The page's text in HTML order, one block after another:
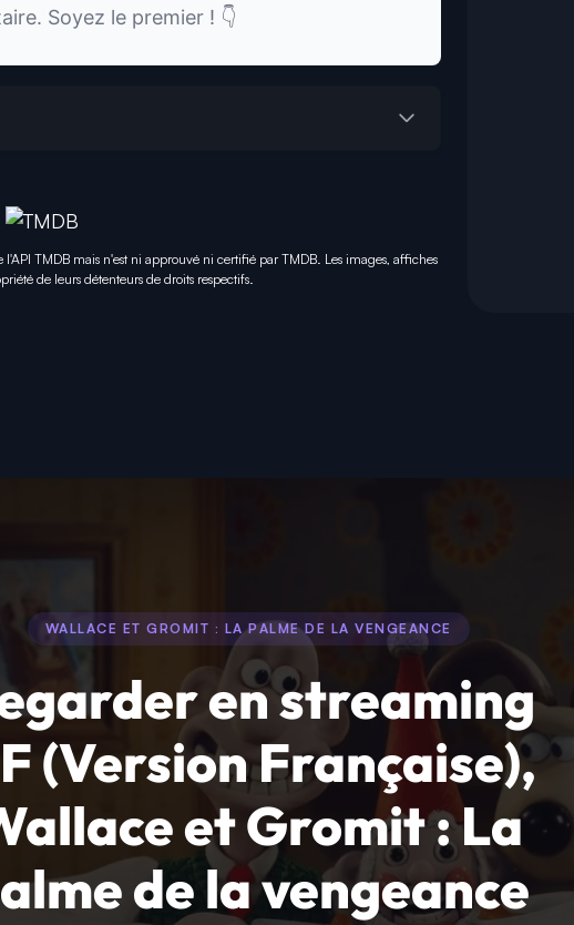
Soyez le premier ! 👇
TMDB mais n'est ni approuvé ni certifié par TMDB. Les images, affiches
de leurs détenteurs de droits respectifs.
WALLACE ET GROMIT : LA PALME DE LA VENGEANCE
en streaming
(Version Française),
et Gromit : La
de la vengeance